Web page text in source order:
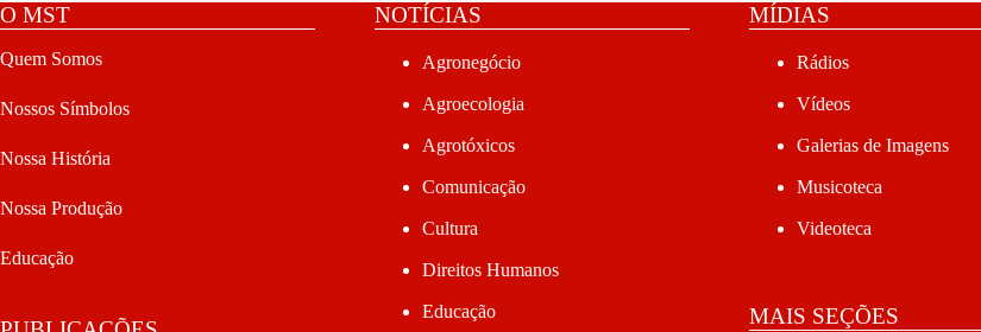
O MST
Quem Somos
Nossos Símbolos
Nossa História
Nossa Produção
Educação
NOTÍCIAS
Agronegócio
Agroecologia
Agrotóxicos
Comunicação
Cultura
Direitos Humanos
Educação
MÍDIAS
Rádios
Vídeos
Galerias de Imagens
Musicoteca
Videoteca
MAIS SEÇÕES